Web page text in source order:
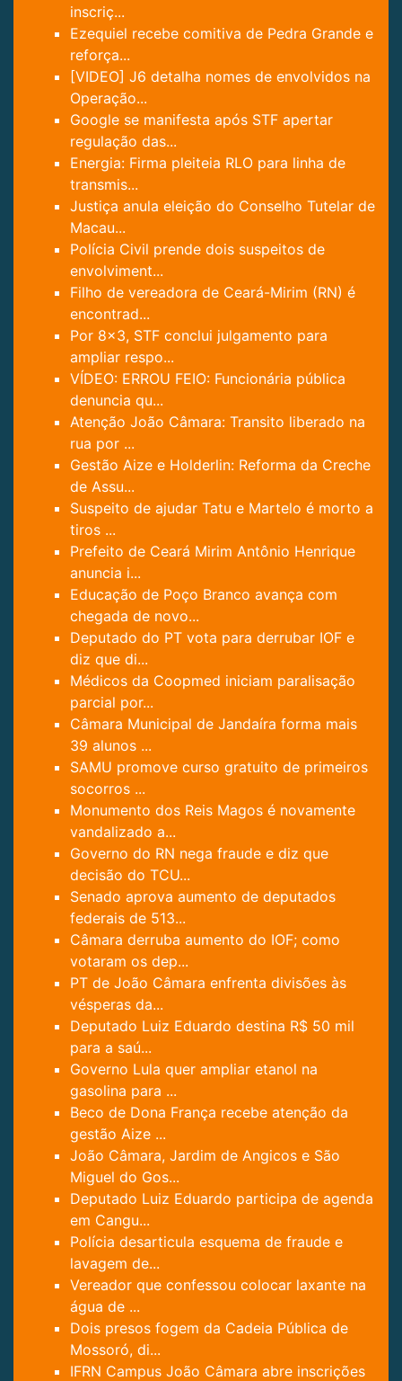
inscriç...
Ezequiel recebe comitiva de Pedra Grande e
reforça...
[VIDEO] J6 detalha nomes de envolvidos na
Operação...
Google se manifesta após STF apertar
regulação das...
Energia: Firma pleiteia RLO para linha de
transmis...
Justiça anula eleição do Conselho Tutelar de
Macau...
Polícia Civil prende dois suspeitos de
envolviment...
Filho de vereadora de Ceará-Mirim (RN) é
encontrad...
Por 8×3, STF conclui julgamento para
ampliar respo...
VÍDEO: ERROU FEIO: Funcionária pública
denuncia qu...
Atenção João Câmara: Transito liberado na
rua por ...
Gestão Aize e Holderlin: Reforma da Creche
de Assu...
Suspeito de ajudar Tatu e Martelo é morto a
tiros ...
Prefeito de Ceará Mirim Antônio Henrique
anuncia i...
Educação de Poço Branco avança com
chegada de novo...
Deputado do PT vota para derrubar IOF e
diz que di...
Médicos da Coopmed iniciam paralisação
parcial por...
Câmara Municipal de Jandaíra forma mais
39 alunos ...
SAMU promove curso gratuito de primeiros
socorros ...
Monumento dos Reis Magos é novamente
vandalizado a...
Governo do RN nega fraude e diz que
decisão do TCU...
Senado aprova aumento de deputados
federais de 513...
Câmara derruba aumento do IOF; como
votaram os dep...
PT de João Câmara enfrenta divisões às
vésperas da...
Deputado Luiz Eduardo destina R$ 50 mil
para a saú...
Governo Lula quer ampliar etanol na
gasolina para ...
Beco de Dona França recebe atenção da
gestão Aize ...
João Câmara, Jardim de Angicos e São
Miguel do Gos...
Deputado Luiz Eduardo participa de agenda
em Cangu...
Polícia desarticula esquema de fraude e
lavagem de...
Vereador que confessou colocar laxante na
água de ...
Dois presos fogem da Cadeia Pública de
Mossoró, di...
IFRN Campus João Câmara abre inscrições